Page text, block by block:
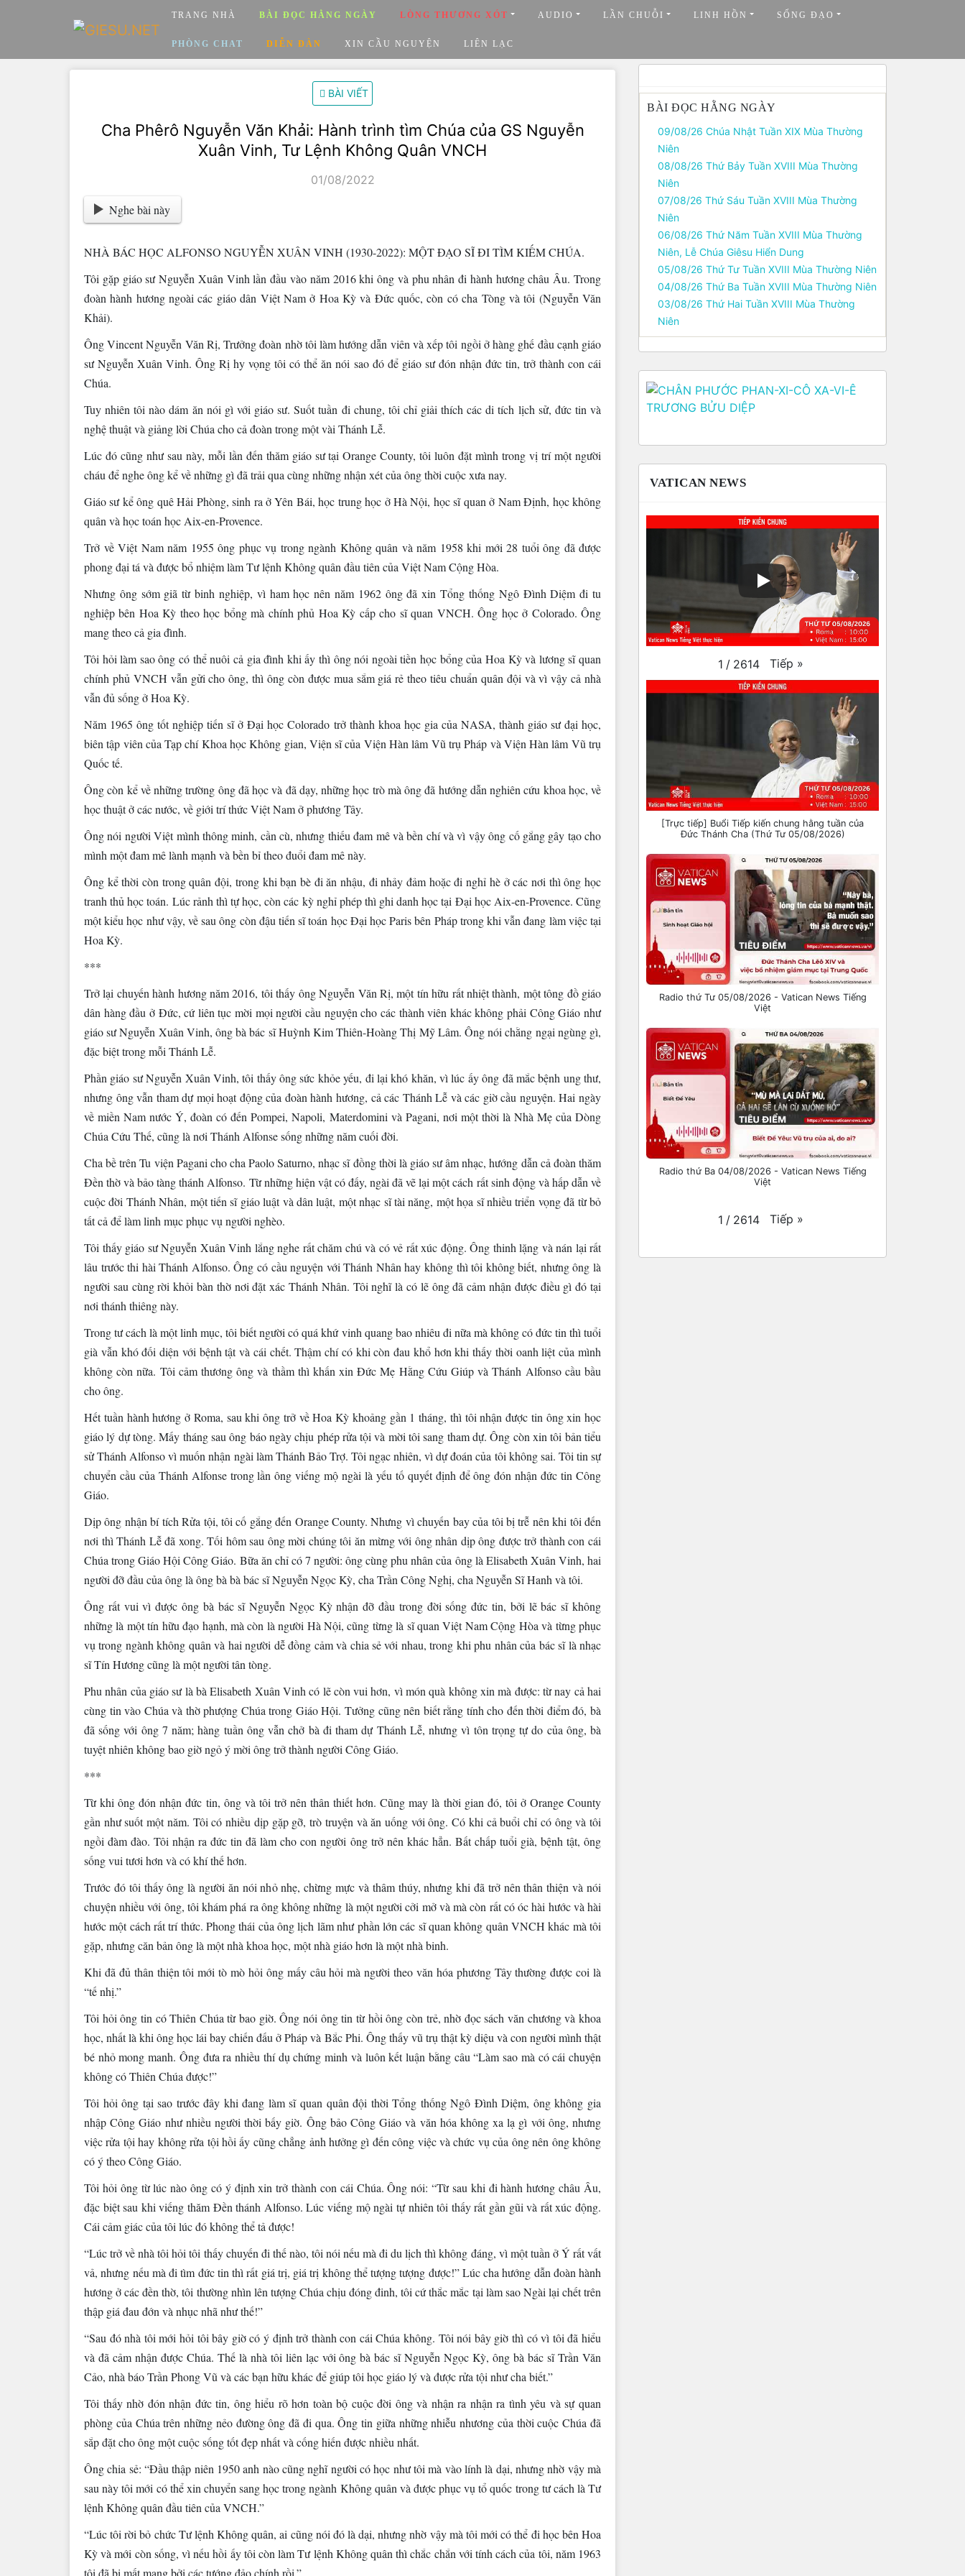
TRANG NHÀ BÀI ĐỌC HẰNG NGÀY LÒNG THƯƠNG XÓT AUDIO LẦN CHUỖI LINH HỒN SỐNG ĐẠO
PHÒNG CHAT DIỄN ĐÀN XIN CẦU NGUYỆN LIÊN LẠC
BÀI VIẾT
Cha Phêrô Nguyễn Văn Khải: Hành trình tìm Chúa của GS Nguyễn
Xuân Vinh, Tư Lệnh Không Quân VNCH
01/08/2022
Nghe bài này
NHÀ BÁC HỌC ALFONSO NGUYỄN XUÂN VINH (1930-2022): MỘT ĐẠO SĨ ĐI TÌM KIẾM CHÚA.
Tôi gặp giáo sư Nguyễn Xuân Vinh lần đầu vào năm 2016 khi ông và phu nhân đi hành hương châu Âu. Trong
đoàn hành hương ngoài các giáo dân Việt Nam ở Hoa Kỳ và Đức quốc, còn có cha Tòng và tôi (Nguyễn Văn
Khải).
Ông Vincent Nguyễn Văn Rị, Trưởng đoàn nhờ tôi làm hướng dẫn viên và xếp tôi ngồi ở hàng ghế đầu cạnh giáo
sư Nguyễn Xuân Vinh. Ông Rị hy vọng tôi có thể ăn nói sao đó để giáo sư đón nhận đức tin, trở thành con cái
Chúa.
Tuy nhiên tôi nào dám ăn nói gì với giáo sư. Suốt tuần đi chung, tôi chỉ giải thích các di tích lịch sử, đức tin và
nghệ thuật và giảng lời Chúa cho cả đoàn trong một vài Thánh Lễ.
Lúc đó cũng như sau này, mỗi lần đến thăm giáo sư tại Orange County, tôi luôn đặt mình trong vị trí một người
cháu để nghe ông kể về những gì đã trải qua cùng những nhận xét của ông thời cuộc xưa nay.
Giáo sư kể ông quê Hải Phòng, sinh ra ở Yên Bái, học trung học ở Hà Nội, học sĩ quan ở Nam Định, học không
quân và học toán học Aix-en-Provence.
Trở về Việt Nam năm 1955 ông phục vụ trong ngành Không quân và năm 1958 khi mới 28 tuổi ông đã được
phong đại tá và được bổ nhiệm làm Tư lệnh Không quân đầu tiên của Việt Nam Cộng Hòa.
Nhưng ông sớm giã từ binh nghiệp, vì ham học nên năm 1962 ông đã xin Tổng thống Ngô Đình Diệm đi tu
nghiệp bên Hoa Kỳ theo học bổng mà chính phủ Hoa Kỳ cấp cho sĩ quan VNCH. Ông học ở Colorado. Ông
mang theo cả gia đình.
Tôi hỏi làm sao ông có thể nuôi cả gia đình khi ấy thì ông nói ngoài tiền học bổng của Hoa Kỳ và lương sĩ quan
chính phủ VNCH vẫn gửi cho ông, thì ông còn được mua sắm giá rẻ theo tiêu chuẩn quân đội và vì vậy cả nhà
vẫn đủ sống ở Hoa Kỳ.
Năm 1965 ông tốt nghiệp tiến sĩ ở Đại học Colorado trở thành khoa học gia của NASA, thành giáo sư đại học,
biên tập viên của Tạp chí Khoa học Không gian, Viện sĩ của Viện Hàn lâm Vũ trụ Pháp và Viện Hàn lâm Vũ trụ
Quốc tế.
Ông còn kể về những trường ông đã học và đã dạy, những học trò mà ông đã hướng dẫn nghiên cứu khoa học, về
học thuật ở các nước, về giới trí thức Việt Nam ở phương Tây.
Ông nói người Việt mình thông minh, cần cù, nhưng thiếu đam mê và bền chí và vì vậy ông cố gắng gây tạo cho
mình một đam mê lành mạnh và bền bỉ theo đuổi đam mê này.
Ông kể thời còn trong quân đội, trong khi bạn bè đi ăn nhậu, đi nhảy đảm hoặc đi nghỉ hè ở các nơi thì ông học
tranh thủ học toán. Lúc rảnh thì tự học, còn các kỳ nghỉ phép thì ghi danh học tại Đại học Aix-en-Provence. Cũng
một kiểu học như vậy, về sau ông còn đậu tiến sĩ toán học Đại học Paris bên Pháp trong khi vẫn đang làm việc tại
Hoa Kỳ.
***
Trở lại chuyến hành hương năm 2016, tôi thấy ông Nguyễn Văn Rị, một tín hữu rất nhiệt thành, một tông đồ giáo
dân hàng đầu ở Đức, cứ liên tục mời mọi người cầu nguyện cho các thành viên khác không phải Công Giáo như
giáo sư Nguyễn Xuân Vinh, ông bà bác sĩ Huỳnh Kim Thiên-Hoàng Thị Mỹ Lâm. Ông nói chằng ngại ngùng gì,
đặc biệt trong mỗi Thánh Lễ.
Phần giáo sư Nguyễn Xuân Vinh, tôi thấy ông sức khỏe yếu, đi lại khó khăn, vì lúc ấy ông đã mắc bệnh ung thư,
nhưng ông vẫn tham dự mọi hoạt động của đoàn hành hương, cả các Thánh Lễ và các giờ cầu nguyện. Hai ngày
về miền Nam nước Ý, đoàn có đến Pompei, Napoli, Materdomini và Pagani, nơi một thời là Nhà Mẹ của Dòng
Chúa Cứu Thế, cũng là nơi Thánh Alfonse sống những năm cuối đời.
Cha bề trên Tu viện Pagani cho cha Paolo Saturno, nhạc sĩ đồng thời là giáo sư âm nhạc, hướng dẫn cả đoàn thăm
Đền thờ và bảo tàng thánh Alfonso. Từ những hiện vật có đấy, ngài đã vẽ lại một cách rất sinh động và hấp dẫn về
cuộc đời Thánh Nhân, một tiến sĩ giáo luật và dân luật, một nhạc sĩ tài năng, một họa sĩ nhiều triển vọng đã từ bỏ
tất cả để làm linh mục phục vụ người nghèo.
Tôi thấy giáo sư Nguyễn Xuân Vinh lắng nghe rất chăm chú và có vẻ rất xúc động. Ông thinh lặng và nán lại rất
lâu trước thi hài Thánh Alfonso. Ông có cầu nguyện với Thánh Nhân hay không thì tôi không biết, nhưng ông là
người sau cùng rời khỏi bàn thờ nơi đặt xác Thánh Nhân. Tôi nghĩ là có lẽ ông đã cảm nhận được điều gì đó tại
nơi thánh thiêng này.
Trong tư cách là một linh mục, tôi biết người có quá khứ vinh quang bao nhiêu đi nữa mà không có đức tin thì tuổi
già vẫn khó đối diện với bệnh tật và cái chết. Thậm chí có khi còn đau khổ hơn khi thấy thời oanh liệt của mình
không còn nữa. Tôi cảm thương ông và thầm thì khấn xin Đức Mẹ Hằng Cứu Giúp và Thánh Alfonso cầu bầu
cho ông.
Hết tuần hành hương ở Roma, sau khi ông trở về Hoa Kỳ khoảng gần 1 tháng, thì tôi nhận được tin ông xin học
giáo lý dự tòng. Mấy tháng sau ông báo ngày chịu phép rửa tội và mời tôi sang tham dự. Ông còn xin tôi bản tiểu
sử Thánh Alfonso vì muốn nhận ngài làm Thánh Bảo Trợ. Tôi ngạc nhiên, vì dự đoán của tôi không sai. Tôi tin sự
chuyển cầu của Thánh Alfonse trong lần ông viếng mộ ngài là yếu tố quyết định để ông đón nhận đức tin Công
Giáo.
Dịp ông nhận bí tích Rửa tội, tôi cố gắng đến Orange County. Nhưng vì chuyến bay của tôi bị trễ nên khi tôi đến
nơi thì Thánh Lễ đã xong. Tối hôm sau ông mời chúng tôi ăn mừng với ông nhân dịp ông được trở thành con cái
Chúa trong Giáo Hội Công Giáo. Bữa ăn chỉ có 7 người: ông cùng phu nhân của ông là Elisabeth Xuân Vinh, hai
người đỡ đầu của ông là ông bà bà bác sĩ Nguyễn Ngọc Kỳ, cha Trần Công Nghị, cha Nguyễn Sĩ Hanh và tôi.
Ông rất vui vì được ông bà bác sĩ Nguyễn Ngọc Kỳ nhận đỡ đầu trong đời sống đức tin, bởi lẽ bác sĩ không
những là một tín hữu đạo hạnh, mà còn là người Hà Nội, cũng từng là sĩ quan Việt Nam Cộng Hòa và từng phục
vụ trong ngành không quân và hai người dễ đồng cảm và chia sẻ với nhau, trong khi phu nhân của bác sĩ là nhạc
sĩ Tín Hương cũng là một người tân tòng.
Phu nhân của giáo sư là bà Elisabeth Xuân Vinh có lẽ còn vui hơn, vì món quà không xin mà được: từ nay cả hai
cùng tin vào Chúa và thờ phượng Chúa trong Giáo Hội. Tưởng cũng nên biết rằng tính cho đến thời điểm đó, bà
đã sống với ông 7 năm; hàng tuần ông vẫn chở bà đi tham dự Thánh Lễ, nhưng vì tôn trọng tự do của ông, bà
tuyệt nhiên không bao giờ ngỏ ý mời ông trở thành người Công Giáo.
***
Từ khi ông đón nhận đức tin, ông và tôi trở nên thân thiết hơn. Cũng may là thời gian đó, tôi ở Orange County
gần như suốt một năm. Tôi có nhiều dịp gặp gỡ, trò truyện và ăn uống với ông. Có khi cả buổi chỉ có ông và tôi
ngồi đàm đào. Tôi nhận ra đức tin đã làm cho con người ông trở nên khác hẳn. Bất chấp tuổi già, bệnh tật, ông
sống vui tươi hơn và có khí thế hơn.
Trước đó tôi thấy ông là người ăn nói nhỏ nhẹ, chừng mực và thâm thúy, nhưng khi đã trở nên thân thiện và nói
chuyện nhiều với ông, tôi khám phá ra ông không những là một người cởi mở và mà còn rất có óc hài hước và hài
hước một cách rất trí thức. Phong thái của ông lịch lãm như phần lớn các sĩ quan không quân VNCH khác mà tôi
gặp, nhưng căn bản ông là một nhà khoa học, một nhà giáo hơn là một nhà binh.
Khi đã đủ thân thiện tôi mới tò mò hỏi ông mấy câu hỏi mà người theo văn hóa phương Tây thường được coi là
“tế nhị.”
Tôi hỏi ông tin có Thiên Chúa từ bao giờ. Ông nói ông tin từ hồi ông còn trẻ, nhờ đọc sách văn chương và khoa
học, nhất là khi ông học lái bay chiến đấu ở Pháp và Bắc Phi. Ông thấy vũ trụ thật kỳ diệu và con người mình thật
bé nhỏ mong manh. Ông đưa ra nhiều thí dụ chứng minh và luôn kết luận bằng câu “Làm sao mà có cái chuyện
không có Thiên Chúa được!”
Tôi hỏi ông tại sao trước đây khi đang làm sĩ quan quân đội thời Tổng thống Ngô Đình Diệm, ông không gia
nhập Công Giáo như nhiều người thời bấy giờ. Ông bảo Công Giáo và văn hóa không xa lạ gì với ông, nhưng
việc rửa tội hay không rửa tội hồi ấy cũng chẳng ảnh hưởng gì đến công việc và chức vụ của ông nên ông không
có ý theo Công Giáo.
Tôi hỏi ông từ lúc nào ông có ý định xin trở thành con cái Chúa. Ông nói: “Từ sau khi đi hành hương châu Âu,
đặc biệt sau khi viếng thăm Đền thánh Alfonso. Lúc viếng mộ ngài tự nhiên tôi thấy rất gần gũi và rất xúc động.
Cái cảm giác của tôi lúc đó không thể tả được!
“Lúc trở về nhà tôi hỏi tôi thấy chuyến đi thế nào, tôi nói nếu mà đi du lịch thì không đáng, vì một tuần ở Ý rất vất
vả, nhưng nếu mà đi tìm đức tin thì rất giá trị, giá trị không thể tượng tượng được!” Lúc cha hướng dẫn đoàn hành
hương ở các đền thờ, tôi thường nhìn lên tượng Chúa chịu đóng đinh, tôi cứ thắc mắc tại làm sao Ngài lại chết trên
thập giá đau đớn và nhục nhã như thế!”
“Sau đó nhà tôi mới hỏi tôi bây giờ có ý định trở thành con cái Chúa không. Tôi nói bây giờ thì có vì tôi đã hiểu
và đã cảm nhận được Chúa. Thế là nhà tôi liên lạc với ông bà bác sĩ Nguyễn Ngọc Kỳ, ông bà bác sĩ Trần Văn
Cảo, nhà báo Trần Phong Vũ và các bạn hữu khác để giúp tôi học giáo lý và được rửa tội như cha biết.”
Tôi thấy nhờ đón nhận đức tin, ông hiểu rõ hơn toàn bộ cuộc đời ông và nhận ra nhận ra tình yêu và sự quan
phòng của Chúa trên những nẻo đường ông đã đi qua. Ông tin giữa những nhiễu nhương của thời cuộc Chúa đã
sắp đặt cho ông một cuộc sống tốt đẹp nhất và cống hiến được nhiều nhất.
Ông chia sẻ: “Đầu thập niên 1950 anh nào cũng nghĩ người có học như tôi mà vào lính là dại, nhưng nhờ vậy mà
sau này tôi mới có thể xin chuyển sang học trong ngành Không quân và được phục vụ tổ quốc trong tư cách là Tư
lệnh Không quân đầu tiên của VNCH.”
“Lúc tôi rời bỏ chức Tư lệnh Không quân, ai cũng nói đó là dại, nhưng nhờ vậy mà tôi mới có thể đi học bên Hoa
Kỳ và mới còn sống, vì nếu hồi ấy tôi còn làm Tư lệnh Không quân thì chắc chắn với tính cách của tôi, năm 1963
tôi đã bị mất mạng bởi các tướng đảo chính rồi.”
BÀI ĐỌC HẰNG NGÀY
09/08/26 Chúa Nhật Tuần XIX Mùa Thường
Niên
08/08/26 Thứ Bảy Tuần XVIII Mùa Thường
Niên
07/08/26 Thứ Sáu Tuần XVIII Mùa Thường
Niên
06/08/26 Thứ Năm Tuần XVIII Mùa Thường
Niên, Lễ Chúa Giêsu Hiển Dung
05/08/26 Thứ Tư Tuần XVIII Mùa Thường Niên
04/08/26 Thứ Ba Tuần XVIII Mùa Thường Niên
03/08/26 Thứ Hai Tuần XVIII Mùa Thường
Niên
VATICAN NEWS
1 / 2614 Tiếp »
[Trực tiếp] Buổi Tiếp kiến chung hằng tuần của
Đức Thánh Cha (Thứ Tư 05/08/2026)
Radio thứ Tư 05/08/2026 - Vatican News Tiếng
Việt
Radio thứ Ba 04/08/2026 - Vatican News Tiếng
Việt
1 / 2614 Tiếp »